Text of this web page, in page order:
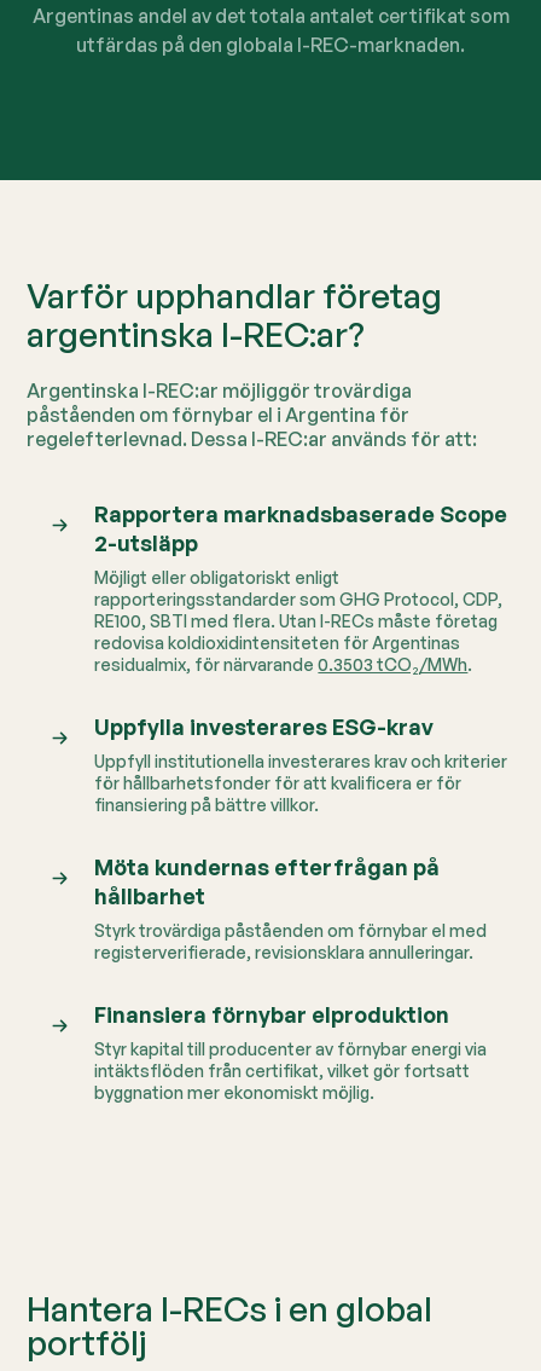
Argentinas andel av det totala antalet certifikat som
utfärdas på den globala I-REC-marknaden.
Varför upphandlar företag
argentinska I-REC:ar?
Argentinska I-REC:ar möjliggör trovärdiga
påståenden om förnybar el i Argentina för
regelefterlevnad. Dessa I-REC:ar används för att:
Rapportera marknadsbaserade Scope
2-utsläpp
Möjligt eller obligatoriskt enligt
rapporteringsstandarder som GHG Protocol, CDP,
RE100, SBTI med flera.Utan I-RECs måste företag
redovisa koldioxidintensiteten för Argentinas
residualmix, för närvarande0.3503 tCO₂/MWh.
Uppfylla investerares ESG-krav
Uppfyll institutionella investerares krav och kriterier
för hållbarhetsfonder för att kvalificera er för
finansiering på bättre villkor.
Möta kundernas efterfrågan på
hållbarhet
Styrk trovärdiga påståenden om förnybar el med
registerverifierade, revisionsklara annulleringar.
Finansiera förnybar elproduktion
Styr kapital till producenter av förnybar energi via
intäktsflöden från certifikat, vilket gör fortsatt
byggnation mer ekonomiskt möjlig.
Hantera I-RECs i en global
portfölj